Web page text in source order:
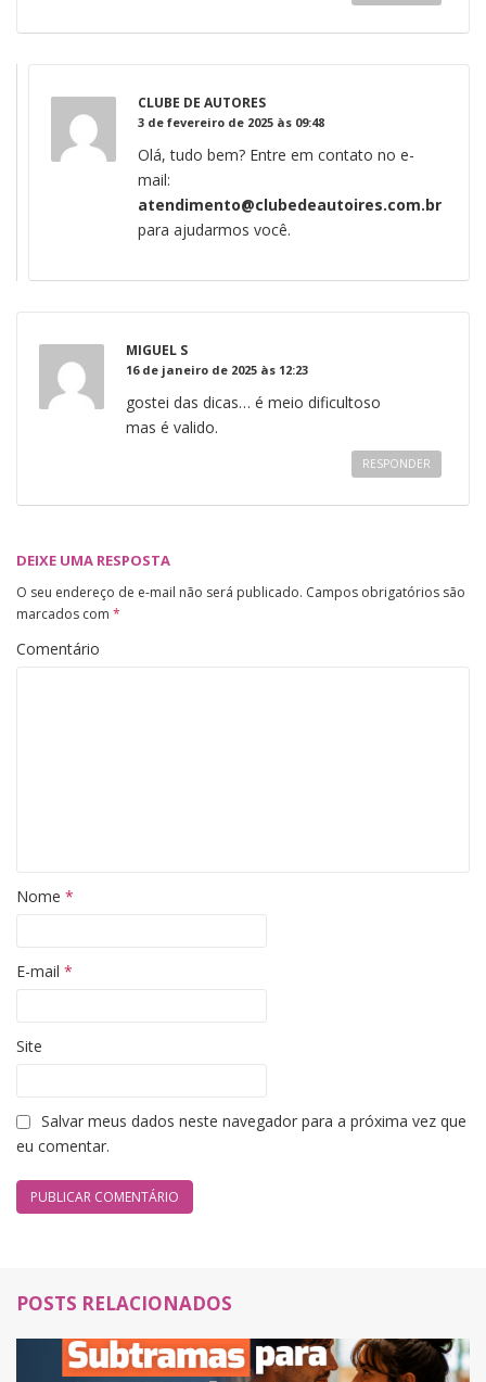
CLUBE DE AUTORES
3 de fevereiro de 2025 às 09:48
Olá, tudo bem? Entre em contato no e-
mail:
atendimento@clubedeautoires.com.br
para ajudarmos você.
MIGUEL S
16 de janeiro de 2025 às 12:23
gostei das dicas… é meio dificultoso
mas é valido.
RESPONDER
DEIXE UMA RESPOSTA
O seu endereço de e-mail não será publicado. Campos obrigatórios são
marcados com *
Comentário
Nome *
E-mail *
Site
Salvar meus dados neste navegador para a próxima vez que
eu comentar.
POSTS RELACIONADOS